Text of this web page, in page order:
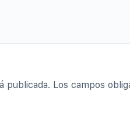
publicada. Los campos